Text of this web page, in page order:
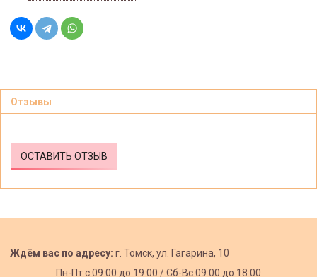
Отзывы
ОСТАВИТЬ ОТЗЫВ
Ждём вас по адресу: г. Томск, ул. Гагарина, 10
Пн-Пт с09:00 до 19:00 /Сб-Вс 09:00 до 18:00